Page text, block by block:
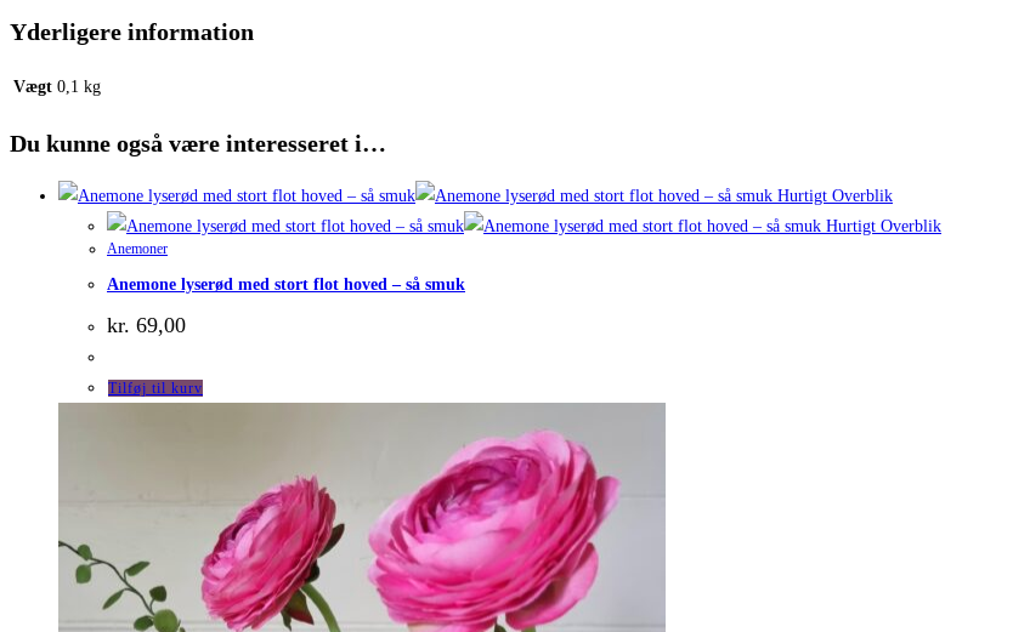
Yderligere information
Vægt 0,1 kg
Du kunne også være interesseret i…
Hurtigt Overblik
Hurtigt Overblik
Anemoner
Anemone lyserød med stort flot hoved – så smuk
kr. 69,00
Tilføj til kurv